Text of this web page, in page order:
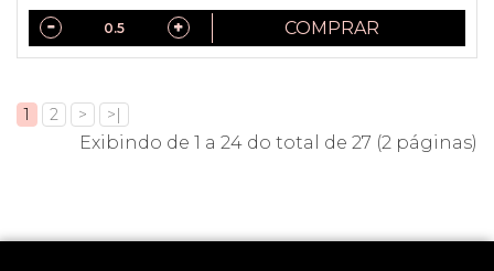
COMPRAR
1 2 > >|
Exibindo de 1 a 24 do total de 27 (2 páginas)